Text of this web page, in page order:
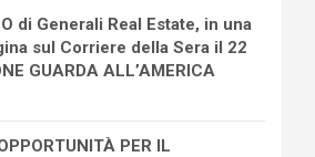
di Generali Real Estate, in una
sul Corriere della Sera il 22
GUARDA ALL’AMERICA
PER IL